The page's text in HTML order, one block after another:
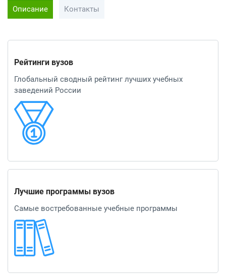
Описание Контакты
Рейтинги вузов
Глобальный сводный рейтинг лучших учебных
заведений России
Лучшие программы вузов
Самые востребованные учебные программы